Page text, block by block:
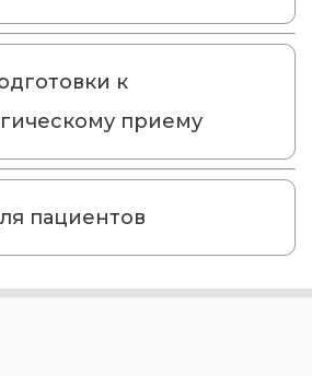
к
приему
пациентов